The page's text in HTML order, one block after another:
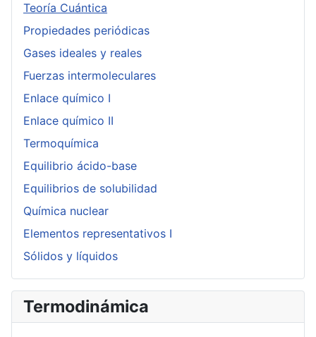
Teoría Cuántica
Propiedades periódicas
Gases ideales y reales
Fuerzas intermoleculares
Enlace químico I
Enlace químico II
Termoquímica
Equilibrio ácido-base
Equilibrios de solubilidad
Química nuclear
Elementos representativos I
Sólidos y líquidos
Termodinámica